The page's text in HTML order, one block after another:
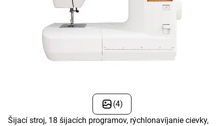
(4)
Šijací stroj, 18 šijacích programov, rýchlonavíjanie cievky,